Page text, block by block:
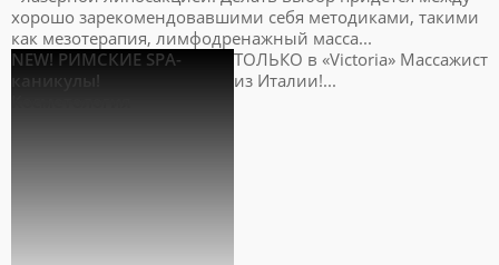
хорошо зарекомендовавшими себя методиками, такими
как мезотерапия, лимфодренажный масса...
NEW! РИМСКИЕ SPA-
каникулы!
ТОЛЬКО в «Victoria» Массажист
из Италии!...